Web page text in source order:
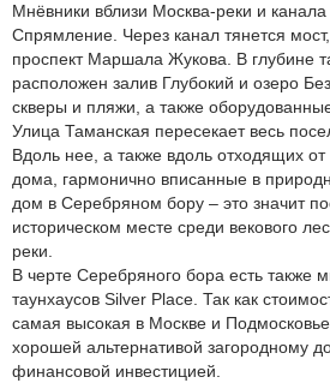
Мнёвники вблизи Москва-реки и
Спрямление. Через канал тянется
проспект Маршала Жукова. В глубине
расположен залив Глубокий и озеро
скверы и пляжи, а также
Улица Таманская пересекает весь
Вдоль нее, а также вдоль отходящих
дома, гармонично вписанные в
дом в Серебряном бору – это значит
историческом месте среди векового
реки.
В черте Серебряного бора есть также
таунхаусов Silver Place. Так как
самая высокая в Москве и
хорошей альтернативой загородному
финансовой инвестицией.